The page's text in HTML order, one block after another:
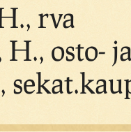
rva
H., osto-